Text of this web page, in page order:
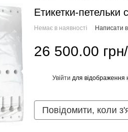
Етикетки-петельки
Немає в наявності Написати
26 500.00
Увійти для відображення
Повідомити, коли